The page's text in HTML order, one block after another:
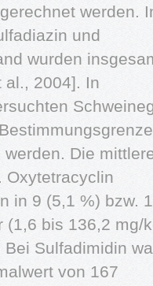
werden.
und
wurden
al., 2004]. In
Die
Oxytetracyclin
in 9 (5,1 %) bzw.
(1,6 bis 136,2 mg/
Sulfadimidin
von 167